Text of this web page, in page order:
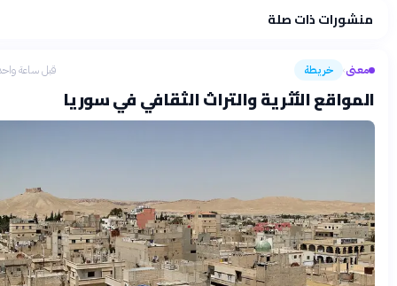
فلسفتنا المعرفية سياسة الذكاء الاصطناعيمنشورات ذات صلة
معنى› خريطة قبل ساعة واحدة
المواقع الأثرية والتراث الثقافي في سوريا